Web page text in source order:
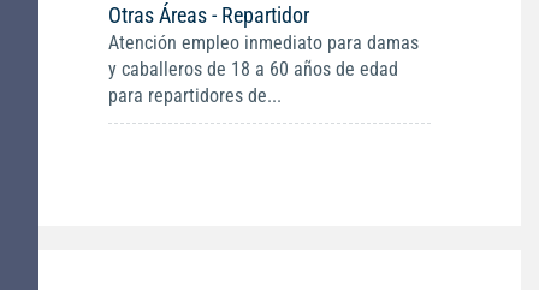
Otras Áreas - Repartidor
Atención empleo inmediato para damas
y caballeros de 18 a 60 años de edad
para repartidores de...